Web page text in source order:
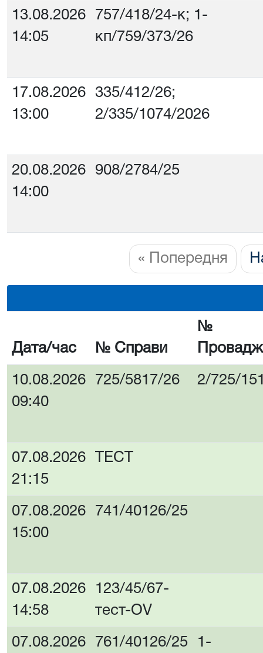
13.08.2026
14:05
757/418/24-к; 1-
кп/759/373/26
17.08.2026
13:00
335/412/26;
2/335/1074/2026
20.08.2026
14:00
908/2784/25
« Попередня
Дата/час № Справи
№
10.08.2026
09:40
725/5817/26 2/725/
07.08.2026
21:15
ТЕСТ
07.08.2026
15:00
741/40126/25
07.08.2026
14:58
123/45/67-
тест-OV
07.08.2026 761/40126/25 1-